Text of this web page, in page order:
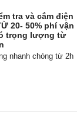
tra và cắm điện
20- 50% phí vận
trọng lượng từ
nhanh chóng từ 2h